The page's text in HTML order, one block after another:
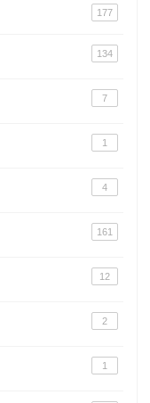
177
134
7
1
4
161
12
2
1